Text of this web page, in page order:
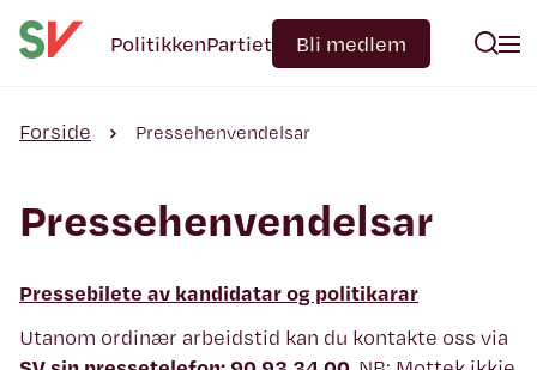
PolitikkenPartiet Bli medlem
Forside Pressehenvendelsar
Pressehenvendelsar
Pressebilete av kandidatar og politikarar
Utanom ordinær arbeidstid kan du kontakte oss via